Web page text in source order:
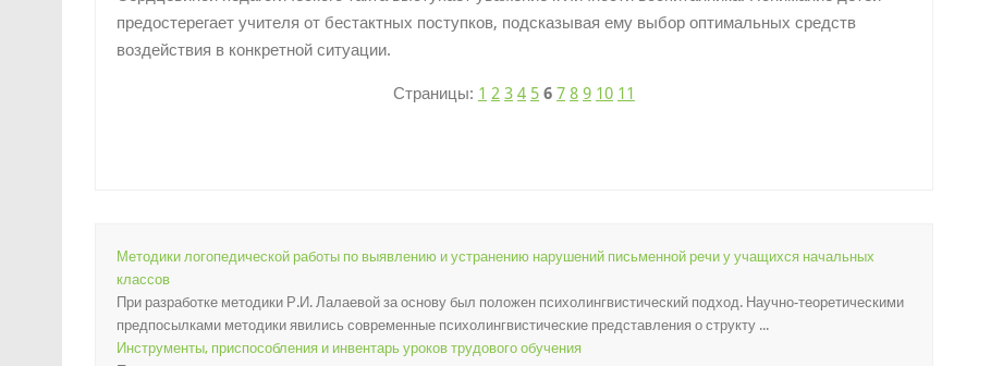
предостерегает учителя от бестактных поступков, подсказывая ему выбор оптимальных средств
воздействия в конкретной ситуации.
Страницы: 1 2 3 4 5 6 7 8 9 10 11
Методики логопедической работы по выявлению и устранению нарушений письменной речи у учащихся начальных
классов
При разработке методики Р.И. Лалаевой за основу был положен психолингвистический подход. Научно-теоретическими
предпосылками методики явились современные психолингвистические представления о структу ...
Инструменты, приспособления и инвентарь уроков трудового обучения